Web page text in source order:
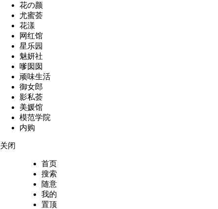
花の颜
尤蜜荟
花漾
网红馆
星乐园
魅妍社
嗲囡囡
顽味生活
御女郎
影私荟
美媛馆
模范学院
内购
关闭
首页
搜索
随意
我的
置顶